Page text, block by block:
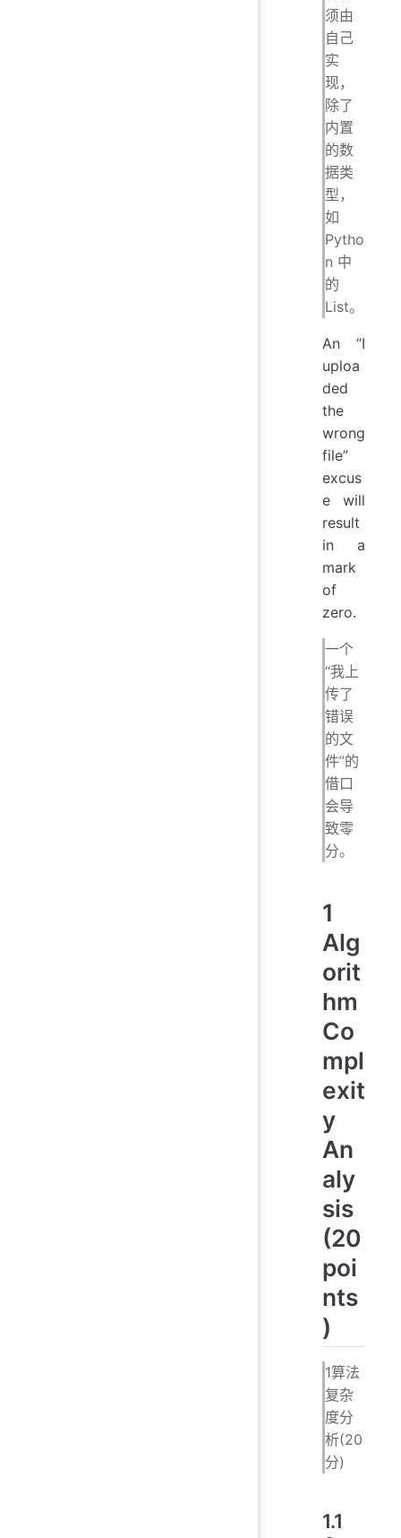
须由
自己
实
现，
除了
内置
的数
据类
型，
如
Pytho
n 中
的
List。
An “I
uploa
ded
the
wrong
file”
excus
e will
result
in a
mark
of
zero.
一个
“我上
传了
错误
的文
件”的
借口
会导
致零
分。
1
Alg
orit
hm
Co
mpl
exit
y
An
aly
sis
(20
poi
nts
)
1算法
复杂
度分
析(20
分)
1.1